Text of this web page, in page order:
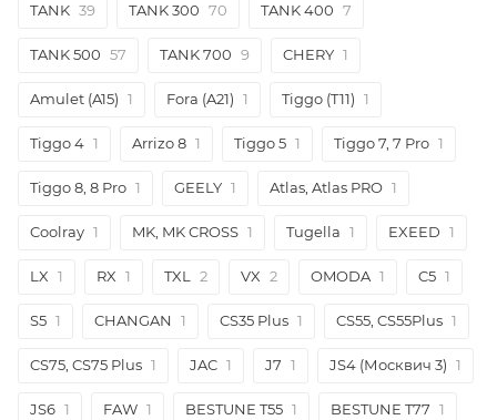
TANK 39 TANK 300 70 TANK 400 7
TANK 500 57 TANK 700 9 CHERY 1
Amulet (A15) 1 Fora (A21) 1 Tiggo (T11) 1
Tiggo 4 1 Arrizo 8 1 Tiggo 5 1 Tiggo 7, 7 Pro 1
Tiggo 8, 8 Pro 1 GEELY 1 Atlas, Atlas PRO 1
Coolray 1 MK, MK CROSS 1 Tugella 1 EXEED 1
LX 1 RX 1 TXL 2 VX 2 OMODA 1 C5 1
S5 1 CHANGAN 1 CS35 Plus 1 CS55, CS55Plus 1
CS75, CS75 Plus 1 JAC 1 J7 1 JS4 (Москвич 3) 1
JS6 1 FAW 1 BESTUNE T55 1 BESTUNE T77 1